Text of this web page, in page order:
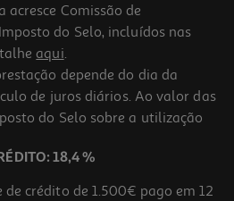
1 - 1.º Ano
Comissão de
do Selo, incluídos nas
aqui.
depende do dia da
de juros diários. Ao valor das
do Selo sobre a utilização
18,4 %
crédito de 1.500€ pago em 12